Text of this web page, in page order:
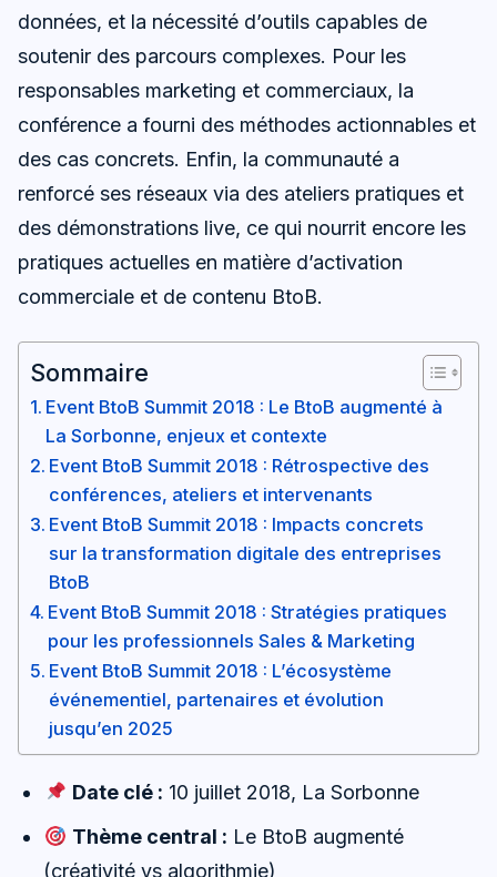
données, et la nécessité d’outils capables de
soutenir des parcours complexes. Pour les
responsables marketing et commerciaux, la
conférence a fourni des méthodes actionnables et
des cas concrets. Enfin, la communauté a
renforcé ses réseaux via des ateliers pratiques et
des démonstrations live, ce qui nourrit encore les
pratiques actuelles en matière d’activation
commerciale et de contenu BtoB.
Sommaire
Event BtoB Summit 2018 : Le BtoB augmenté à
La Sorbonne, enjeux et contexte
Event BtoB Summit 2018 : Rétrospective des
conférences, ateliers et intervenants
Event BtoB Summit 2018 : Impacts concrets
sur la transformation digitale des entreprises
BtoB
Event BtoB Summit 2018 : Stratégies pratiques
pour les professionnels Sales & Marketing
Event BtoB Summit 2018 : L’écosystème
événementiel, partenaires et évolution
jusqu’en 2025
Date clé : 10 juillet 2018, La Sorbonne
Thème central : Le BtoB augmenté
(créativité vs algorithmie)